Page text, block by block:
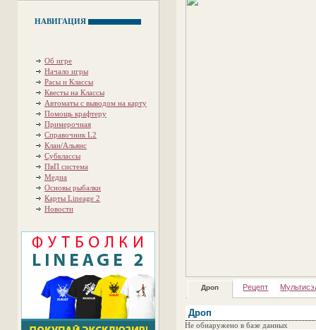
НАВИГАЦИЯ
Об игре
Начало игры
Расы и Классы
Квесты на Классы
Автоматы с выводом на карту
Помощь крафтеру
Примерочная
Справочник L2
Клан/Альянс
Субклассы
ПвП система
Медиа
Основы рыбалки
Карты Lineage 2
Новости
Дроп Рецепт
Дроп
Не обнаружено в базе данных